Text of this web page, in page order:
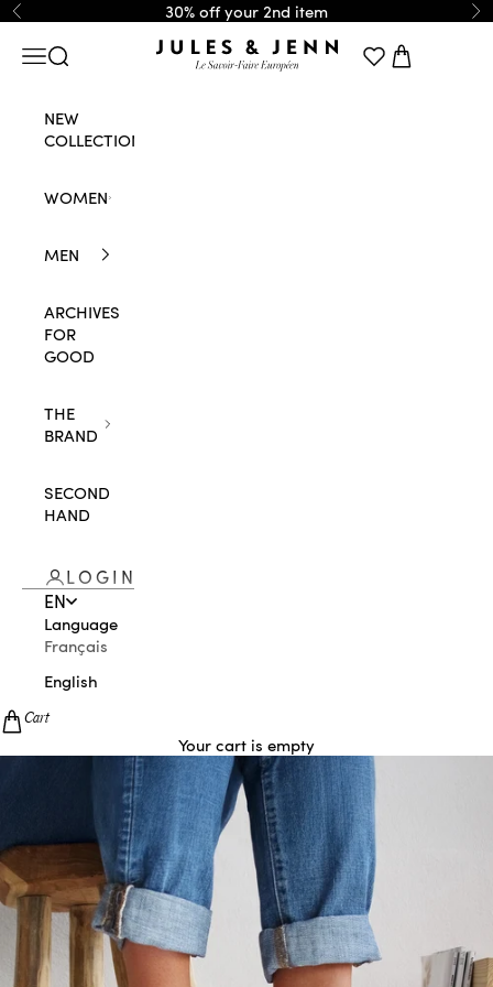
Skip to content
Previous 30% off your 2nd item
JULES & JENN
Navigation menu
Search Cart
NEW
COLLECTION
WOMEN
MEN
ARCHIVES
FOR
GOOD
THE
BRAND
SECOND
HAND
LOGIN
EN
Language
Français
English
Cart
Your cart is empty